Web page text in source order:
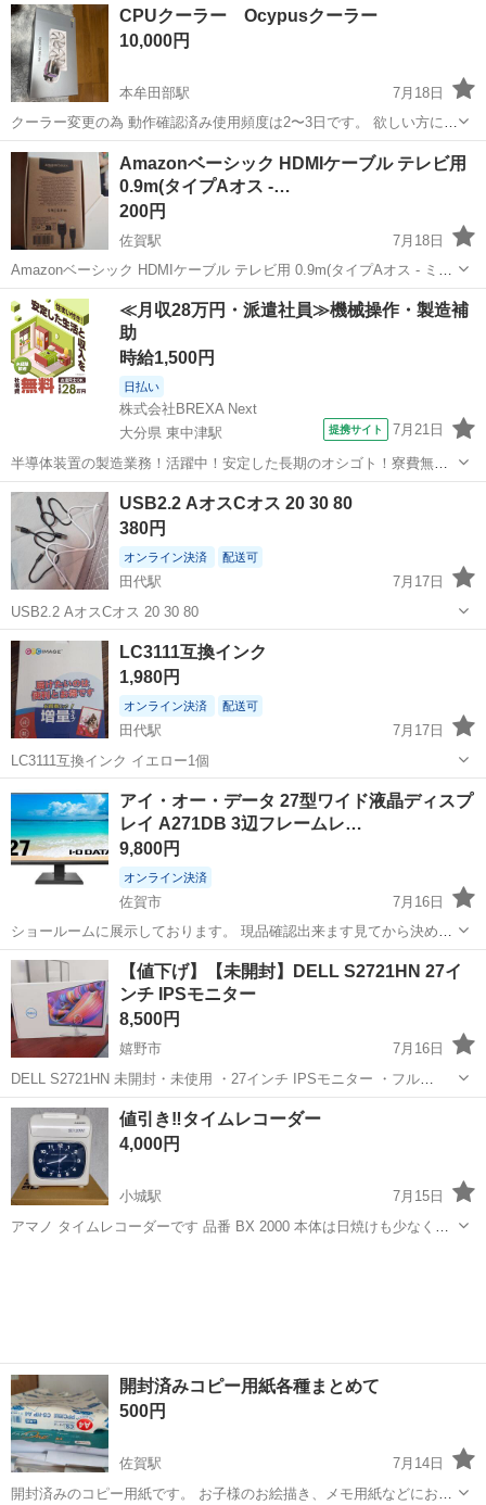
CPUクーラー Ocypusクーラー
10,000円
本牟田部駅
7月18日
クーラー変更の為 動作確認済み使用頻度は2〜3日です。 欲しい方にど
うぞ240mサイズお探しの方に。 画面のフィルムはそのままにしてま
す。 専用アプリダウンロードしてお好きな画像動画も写せます。
佐賀 唐津市 PCパーツ クーラー
Amazonベーシック HDMIケーブル テレビ用
0.9m(タイプAオス -…
200円
佐賀駅
7月18日
Amazonベーシック HDMIケーブル テレビ用 0.9m(タイプAオス - ミニ
タイプCオス)ハイスピード ブラック 間違え購入してしまいました。開
封しましたが、未使用です。
佐賀 佐賀市 佐賀駅 PCパーツ Amazon
≪月収28万円・派遣社員≫機械操作・製造補
助
時給1,500円
日払い
株式会社BREXA Next
大分県 東中津駅
提携サイト 7月21日
半導体装置の製造業務！活躍中！安定した長期のオシゴト！寮費無料
★赴任旅費会社負担◎20代～40代の男性活躍中★未経験活躍中！高時
給1,500円！《大分県中津市》 人気の工場のお仕事 ◇半導体装置内部
のシート製造◇ ＊クリー...
大分 中津市
USB2.2 AオスCオス 20 30 80
380円
オンライン決済 配送可
田代駅
7月17日
USB2.2 AオスCオス 20 30 80
佐賀 鳥栖市 田代駅 PCパーツ
LC3111互換インク
1,980円
オンライン決済 配送可
田代駅
7月17日
LC3111互換インク イエロー1個
佐賀 鳥栖市 田代駅 プリンター
アイ・オー・データ 27型ワイド液晶ディスプ
レイ A271DB 3辺フレームレ…
9,800円
オンライン決済
佐賀市
7月16日
ショールームに展示しております。 現品確認出来ます見てから決めて
頂いて構いません。 （事前にお問合せ下さい。） 引き渡しは平日10：
00～19：00・土/日/祭日13：00～20：00頃まででお願いします。 火曜
日は...
佐賀 佐賀市 周辺機器
【値下げ】【未開封】DELL S2721HN 27イ
ンチ IPSモニター
8,500円
嬉野市
7月16日
DELL S2721HN 未開封・未使用 ・27インチ IPSモニター ・フル
HD（1920×1080） ・スピーカーなし ・傾き調整のみ（高さ調整な
し） ・HDMIケーブル付属 会社保管品です。 ...
佐賀 嬉野市 周辺機器
値引き‼️タイムレコーダー
4,000円
小城駅
7月15日
アマノ タイムレコーダーです 品番 BX 2000 本体は日焼けも少なく綺
開封済みコピー用紙各種まとめて
500円
佐賀駅
7月14日
開封済みのコピー用紙です。 お子様のお絵描き、メモ用紙などにお使